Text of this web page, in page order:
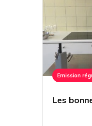
Emission
Les